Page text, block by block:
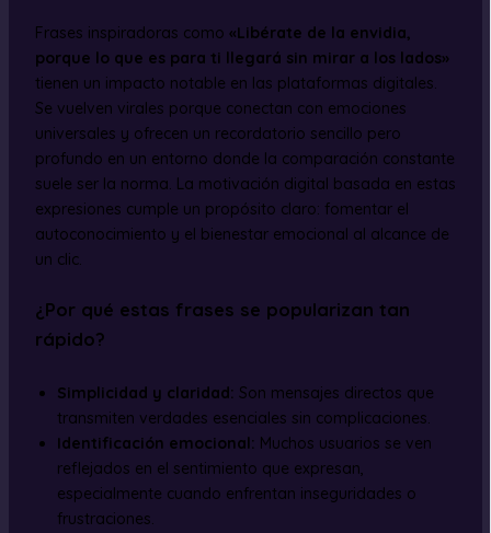
Frases inspiradoras como «Libérate de la envidia,
porque lo que es para ti llegará sin mirar a los lados»
tienen un impacto notable en las plataformas digitales.
Se vuelven virales porque conectan con emociones
universales y ofrecen un recordatorio sencillo pero
profundo en un entorno donde la comparación constante
suele ser la norma. La motivación digital basada en estas
expresiones cumple un propósito claro: fomentar el
autoconocimiento y el bienestar emocional al alcance de
un clic.
¿Por qué estas frases se popularizan tan
rápido?
Simplicidad y claridad: Son mensajes directos que
transmiten verdades esenciales sin complicaciones.
Identificación emocional: Muchos usuarios se ven
reflejados en el sentimiento que expresan,
especialmente cuando enfrentan inseguridades o
frustraciones.